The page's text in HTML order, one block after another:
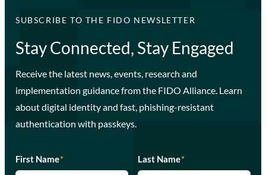
SUBSCRIBE TO THE FIDO NEWSLETTER
Stay Connected, Stay Engaged
Receive the latest news, events, research and
implementation guidance from the FIDO Alliance. Learn
about digital identity and fast, phishing-resistant
authentication with passkeys.
First Name* Last Name*